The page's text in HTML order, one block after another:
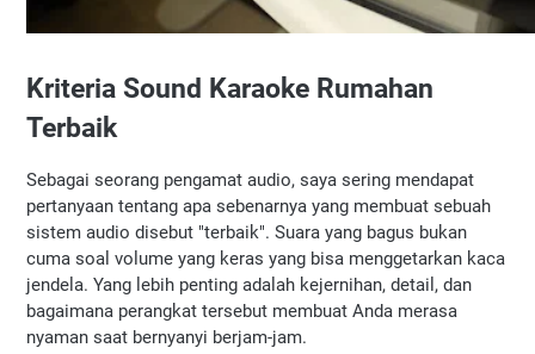
Kriteria Sound Karaoke Rumahan
Terbaik
Sebagai seorang pengamat audio, saya sering mendapat
pertanyaan tentang apa sebenarnya yang membuat sebuah
sistem audio disebut "terbaik". Suara yang bagus bukan
cuma soal volume yang keras yang bisa menggetarkan kaca
jendela. Yang lebih penting adalah kejernihan, detail, dan
bagaimana perangkat tersebut membuat Anda merasa
nyaman saat bernyanyi berjam-jam.